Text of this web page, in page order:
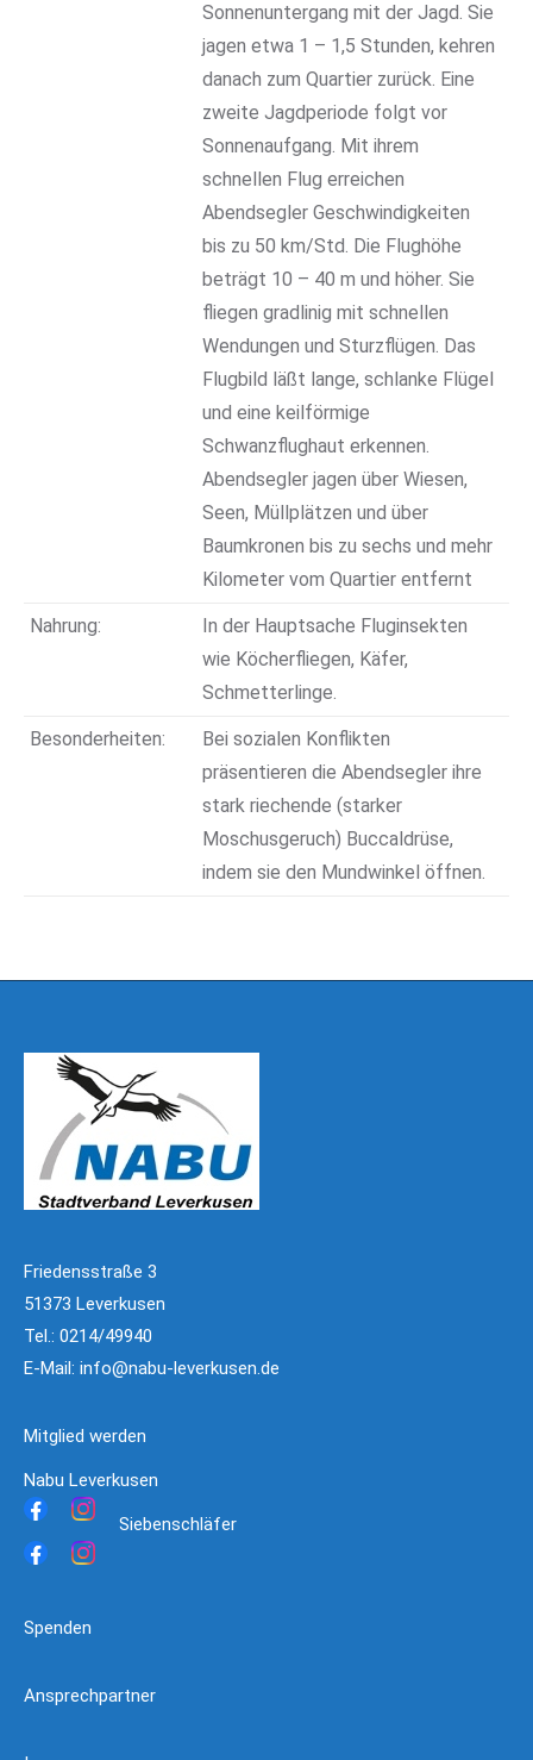
Sonnenuntergang mit der Jagd. Sie
jagen etwa 1 – 1,5 Stunden, kehren
danach zum Quartier zurück. Eine
zweite Jagdperiode folgt vor
Sonnenaufgang. Mit ihrem
schnellen Flug erreichen
Abendsegler Geschwindigkeiten
bis zu 50 km/Std. Die Flughöhe
beträgt 10 – 40 m und höher. Sie
fliegen gradlinig mit schnellen
Wendungen und Sturzflügen. Das
Flugbild läßt lange, schlanke Flügel
und eine keilförmige
Schwanzflughaut erkennen.
Abendsegler jagen über Wiesen,
Seen, Müllplätzen und über
Baumkronen bis zu sechs und mehr
Kilometer vom Quartier entfernt
Nahrung:
In der Hauptsache Fluginsekten
wie Köcherfliegen, Käfer,
Schmetterlinge.
Besonderheiten:
Bei sozialen Konflikten
präsentieren die Abendsegler ihre
stark riechende (starker
Moschusgeruch) Buccaldrüse,
indem sie den Mundwinkel öffnen.
Friedensstraße 3
51373 Leverkusen
Tel.: 0214/49940
E-Mail: info@nabu-leverkusen.de
Mitglied werden
Nabu Leverkusen
Siebenschläfer
Spenden
Ansprechpartner